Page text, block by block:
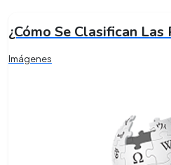
¿Cómo Se Clasifican Las
Imágenes